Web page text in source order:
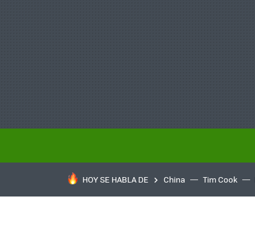
HOY SE HABLA DE China Tim Cook